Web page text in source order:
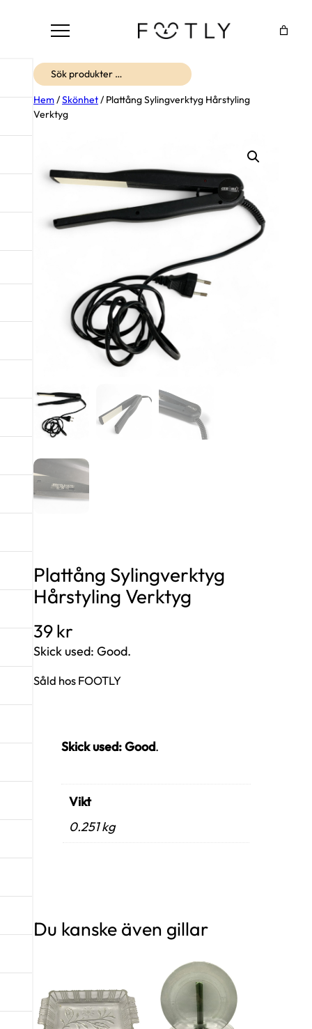
Sök
Hem /Skönhet / Plattång Sylingverktyg Hårstyling
Verktyg
Plattång Sylingverktyg
Hårstyling Verktyg
39kr
Skick used: Good.
Såld hos FOOTLY
Skick used: Good.
Vikt
0.251 kg
Du kanske även gillar